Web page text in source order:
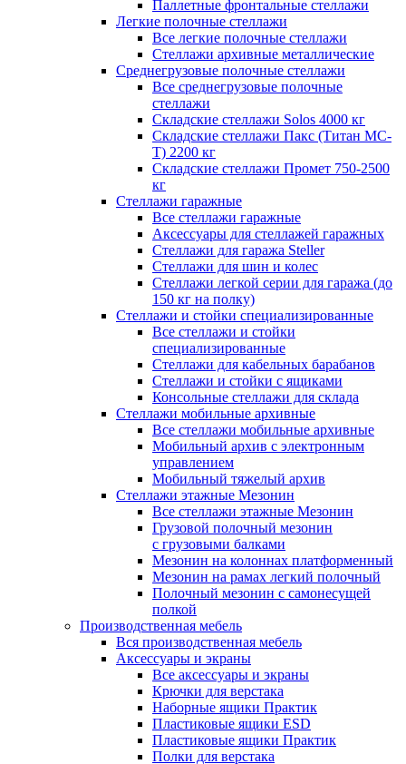
Паллетные фронтальные стеллажи
Легкие полочные стеллажи
Все легкие полочные стеллажи
Стеллажи архивные металлические
Среднегрузовые полочные стеллажи
Все среднегрузовые полочные
стеллажи
Складские стеллажи Solos 4000 кг
Складские стеллажи Пакс (Титан МС-
Т) 2200 кг
Складские стеллажи Промет 750-2500
кг
Стеллажи гаражные
Все стеллажи гаражные
Аксессуары для стеллажей гаражных
Стеллажи для гаража Steller
Стеллажи для шин и колес
Стеллажи легкой серии для гаража (до
150 кг на полку)
Стеллажи и стойки специализированные
Все стеллажи и стойки
специализированные
Стеллажи для кабельных барабанов
Стеллажи и стойки с ящиками
Консольные стеллажи для склада
Стеллажи мобильные архивные
Все стеллажи мобильные архивные
Мобильный архив с электронным
управлением
Мобильный тяжелый архив
Стеллажи этажные Мезонин
Все стеллажи этажные Мезонин
Грузовой полочный мезонин
с грузовыми балками
Мезонин на колоннах платформенный
Мезонин на рамах легкий полочный
Полочный мезонин с самонесущей
полкой
Производственная мебель
Вся производственная мебель
Аксессуары и экраны
Все аксессуары и экраны
Крючки для верстака
Наборные ящики Практик
Пластиковые ящики ESD
Пластиковые ящики Практик
Полки для верстака